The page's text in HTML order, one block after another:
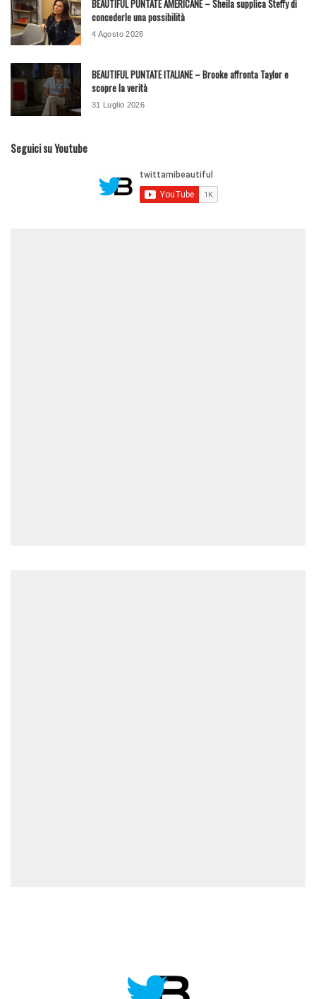
BEAUTIFUL PUNTATE AMERICANE – Sheila supplica Steffy di
concederle una possibilità
4 Agosto 2026
BEAUTIFUL PUNTATE ITALIANE – Brooke affronta Taylor e
scopre la verità
31 Luglio 2026
Seguici su Youtube